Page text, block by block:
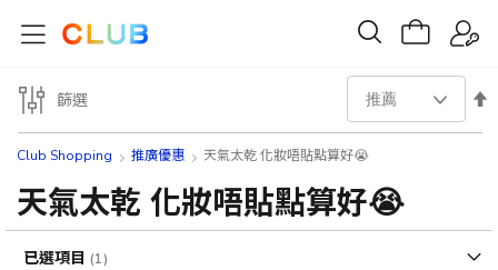
Club Shopping 推廣優惠 天氣太乾 化妝唔貼點算好😭
天氣太乾 化妝唔貼點算好😭
設
序
篩選
已選項目